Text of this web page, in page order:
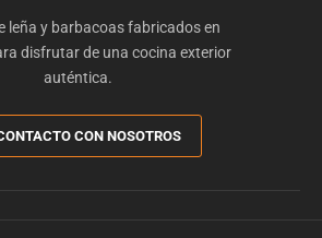
leña y barbacoas fabricados en
disfrutar de una cocina exterior
auténtica.
CON NOSOTROS